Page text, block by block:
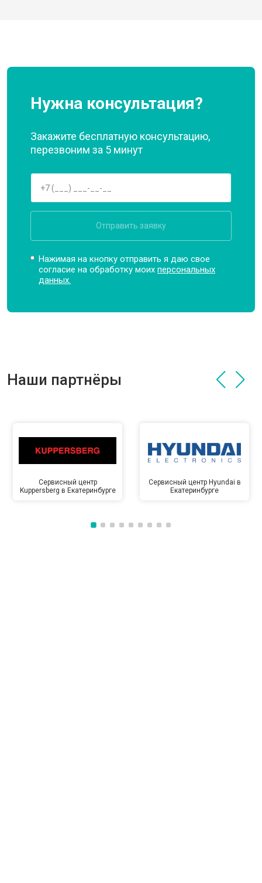
Нужна консультация?
Закажите бесплатную консультацию,
перезвоним за 5 минут
Отправить заявку
Нажимая на кнопку отправить я даю свое
согласие на обработку моихперсональных
данных.
Наши партнёры
Сервисный центр
Kuppersberg в Екатеринбурге
Сервисный центр Hyundai в
Екатеринбурге